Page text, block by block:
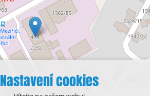
Nastavení cookies